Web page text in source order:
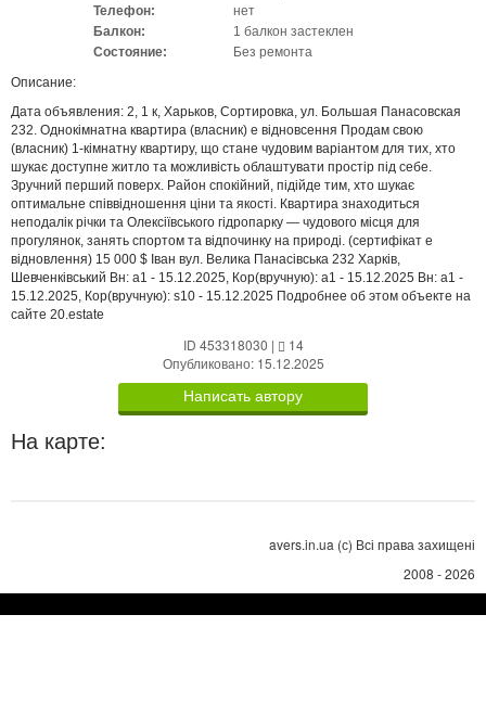
Телефон:
нет
Балкон:
1 балкон застеклен
Состояние:
Без ремонта
Описание:
Дата объявления: 2, 1 к, Харьков, Сортировка, ул. Большая Панасовская
232. Однокімнатна квартира (власник) е відновсення Продам свою
(власник) 1-кімнатну квартиру, що стане чудовим варіантом для тих, хто
шукає доступне житло та можливість облаштувати простір під себе.
Зручний перший поверх. Район спокійний, підійде тим, хто шукає
оптимальне співвідношення ціни та якості. Квартира знаходиться
неподалік річки та Олексіївського гідропарку — чудового місця для
прогулянок, занять спортом та відпочинку на природі. (сертифікат е
відновлення) 15 000 $ Іван вул. Велика Панасівська 232 Харків,
Шевченківський Вн: a1 - 15.12.2025, Кор(вручную): a1 - 15.12.2025 Вн: a1 -
15.12.2025, Кор(вручную): s10 - 15.12.2025 Подробнее об этом объекте на
сайте 20.estate
ID 453318030 |
14
Опубликовано: 15.12.2025
Написать автору
На карте:
avers.in.ua (с) Всі права захищені
2008 - 2026